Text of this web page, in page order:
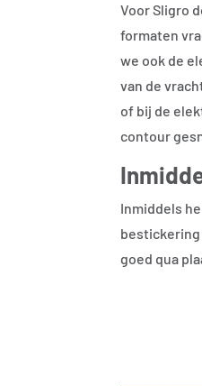
Voor Sligro
formaten
we ook de
van de
of bij de
contour
Inmiddels
bestickering
goed qua